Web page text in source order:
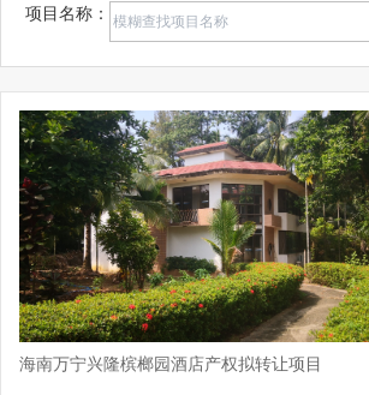
项目名称：
海南万宁兴隆槟榔园酒店产权拟转让项目